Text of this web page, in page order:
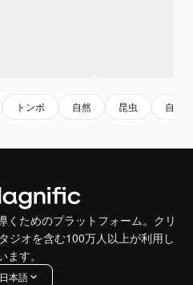
トンボ 自然 昆虫 自然
くためのプラットフォーム。クリ
ジオを含む100万人以上が利用し
ます。
日本語